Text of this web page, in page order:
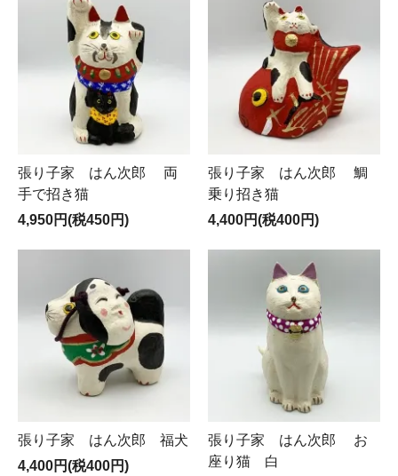
張り子家 はん次郎 両
手で招き猫
4,950円(税450円)
張り子家 はん次郎 鯛
乗り招き猫
4,400円(税400円)
張り子家 はん次郎 福犬
4,400円(税400円)
張り子家 はん次郎 お
座り猫 白